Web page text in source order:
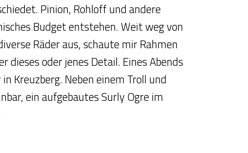
Pinion, Rohloff und andere
Budget entstehen. Weit weg von
Räder aus, schaute mir Rahmen
dieses oder jenes Detail. Eines Abends
Kreuzberg. Neben einem Troll und
ein aufgebautes Surly Ogre im